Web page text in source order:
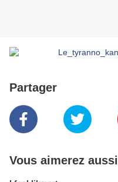
Partager
Vous aimerez aussi